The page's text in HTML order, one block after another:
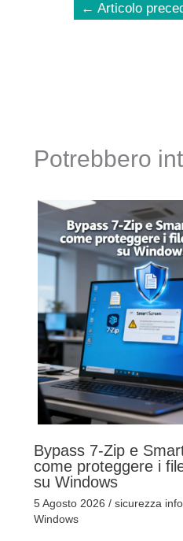
← Articolo
Potrebbero
Bypass 7-Zip e
come proteggere i
su Windows
5 Agosto 2026 / sicurezza
Windows